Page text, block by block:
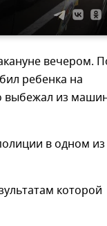
вечером.
ребенка на
выбежал из
в одном из
которой